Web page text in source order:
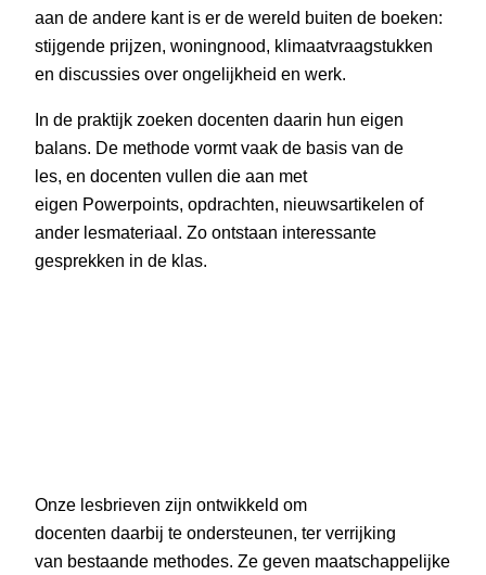
aan de andere kant is er de wereld buiten de boeken:
stijgende prijzen, woningnood, klimaatvraagstukken
en discussies over ongelijkheid en werk.
In de praktijk zoeken docenten daarin hun eigen
balans. De methode vormt vaak de basis van de
les, en docenten vullen die aan met
eigen Powerpoints, opdrachten, nieuwsartikelen of
ander lesmateriaal. Zo ontstaan interessante
gesprekken in de klas.
Onze lesbrieven zijn ontwikkeld om
docenten daarbij te ondersteunen, ter verrijking
van bestaande methodes. Ze geven maatschappelijke